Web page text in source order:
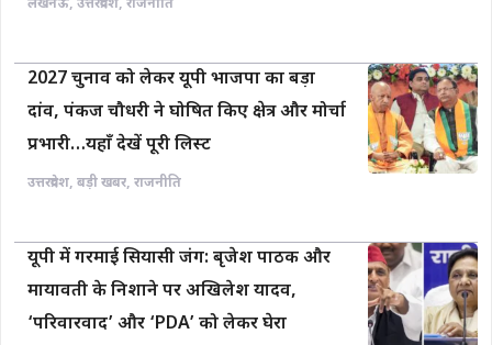
लखनऊ, उत्तरप्रदेश, राजनीति
2027 चुनाव को लेकर यूपी भाजपा का बड़ा
दांव, पंकज चौधरी ने घोषित किए क्षेत्र और मोर्चा
प्रभारी…यहाँ देखें पूरी लिस्ट
उत्तरप्रदेश, बड़ी खबर, राजनीति
यूपी में गरमाई सियासी जंग: बृजेश पाठक और
मायावती के निशाने पर अखिलेश यादव,
‘परिवारवाद’ और ‘PDA’ को लेकर घेरा